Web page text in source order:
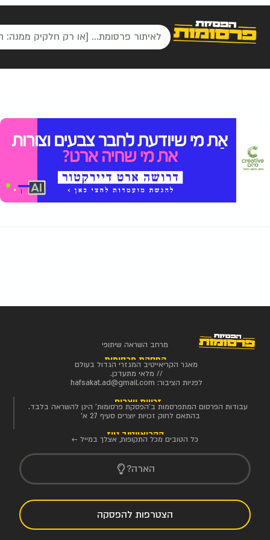
מרחב השראה שיתופי
הפסקת פרסומות
מאגר הקריאייטיב המגזרי הגדול בעולם
// מלאי מתעדכן.
לפניות הציבור: hafsakat.ad@gmail.com
זכויות יוצרים
עבודות הפרסום המתפרסמות ב'הפסקת פרסומות' הינן להשראה בלבד.
בהתאם לחוק זכויות יוצרים סעיף 27 א'
הקריאייטיב ניוז
כל הטובים מכל התקופות, אצלך במייל ←
הארה?
הצטרפות להפסקה